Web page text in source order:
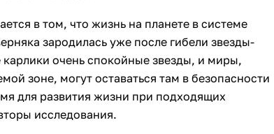
в том, что жизнь на планете в системе
зародилась уже после гибели звезды-
очень спокойные звезды, и миры,
зоне, могут оставаться там в безопасности
для развития жизни при подходящих
исследования.